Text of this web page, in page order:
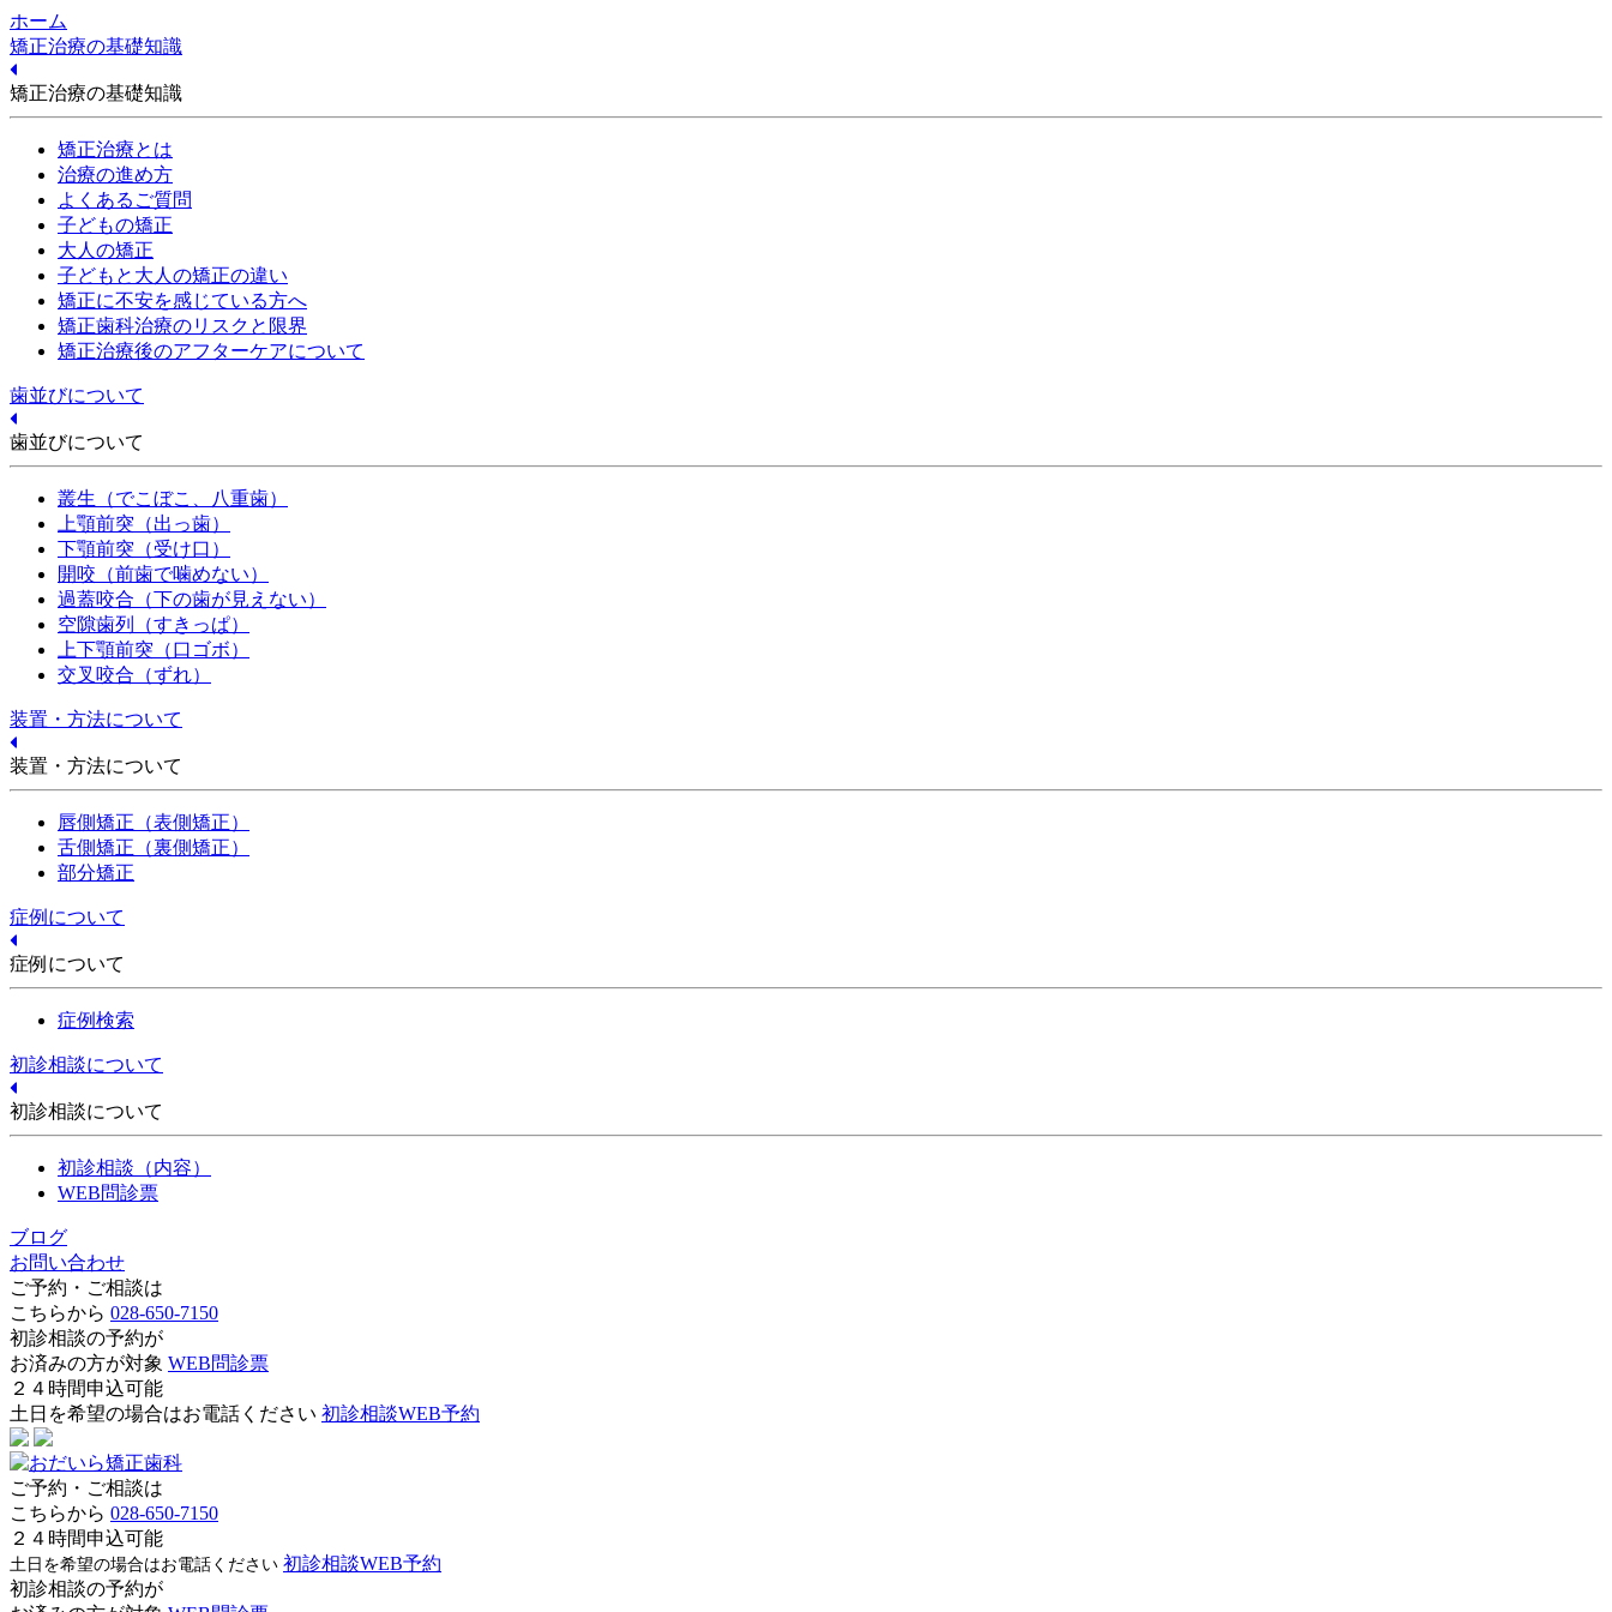
ホーム
矯正治療の基礎知識
矯正治療の基礎知識
矯正治療とは
治療の進め方
よくあるご質問
子どもの矯正
大人の矯正
子どもと大人の矯正の違い
矯正に不安を感じている方へ
矯正歯科治療のリスクと限界
矯正治療後のアフターケアについて
歯並びについて
歯並びについて
叢生（でこぼこ、八重歯）
上顎前突（出っ歯）
下顎前突（受け口）
開咬（前歯で噛めない）
過蓋咬合（下の歯が見えない）
空隙歯列（すきっぱ）
上下顎前突（口ゴボ）
交叉咬合（ずれ）
装置・方法について
装置・方法について
唇側矯正（表側矯正）
舌側矯正（裏側矯正）
部分矯正
症例について
症例について
症例検索
初診相談について
初診相談について
初診相談（内容）
WEB問診票
ブログ
お問い合わせ
ご予約・ご相談は
こちらから 028-650-7150
初診相談の予約が
お済みの方が対象 WEB問診票
２４時間申込可能
土日を希望の場合はお電話ください 初診相談WEB予約
ご予約・ご相談は
こちらから 028-650-7150
２４時間申込可能
土日を希望の場合はお電話ください 初診相談WEB予約
初診相談の予約が